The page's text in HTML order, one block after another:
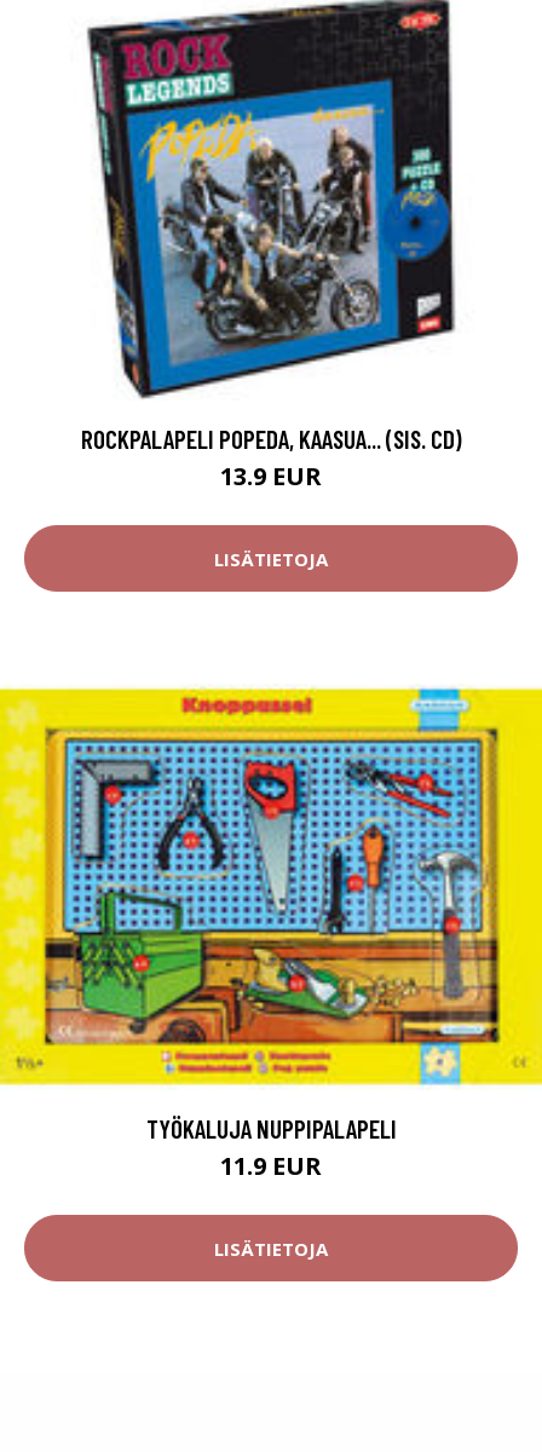
ROCKPALAPELI POPEDA, KAASUA... (SIS. CD)
13.9 EUR
LISÄTIETOJA
TYÖKALUJA NUPPIPALAPELI
11.9 EUR
LISÄTIETOJA